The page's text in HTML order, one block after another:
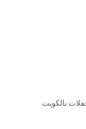
بالكويت